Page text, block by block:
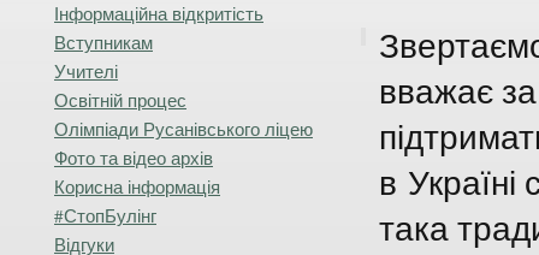
Інформаційна відкритість
Вступникам
Учителі
Освітній процес
Олімпіади Русанівського ліцею
Фото та відео архів
Корисна інформація
#СтопБулінг
Відгуки
вважає
в Україні
така